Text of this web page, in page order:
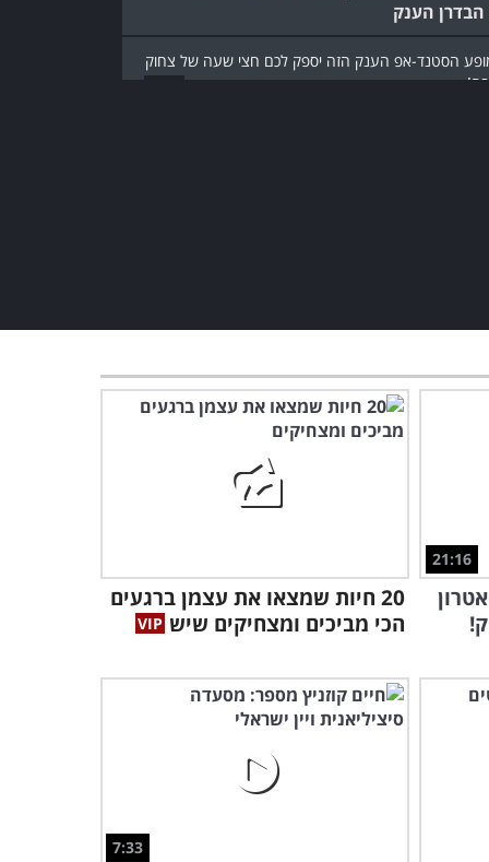
הענק
עוד לא צחקתם היום? צפו
במופע האלתורים של אדיר
5:24
גרסת הגבר וגרסת האישה:
3:21
אף פעם עוד לא ראיתם מופע
שכזה!
5 הרקדנים האלה עלו על
הבמה ועשו בית ספר לכל
21:16
20 חיות שמצאו את עצמן ברגעים
הכי מביכים ומצחיקים שיש
7:33